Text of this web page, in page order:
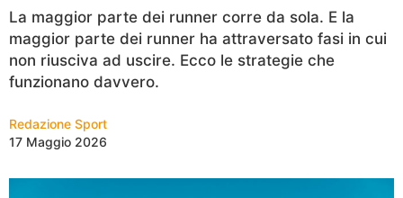
La maggior parte dei runner corre da sola. E la
maggior parte dei runner ha attraversato fasi in cui
non riusciva ad uscire. Ecco le strategie che
funzionano davvero.
Redazione Sport
17 Maggio 2026